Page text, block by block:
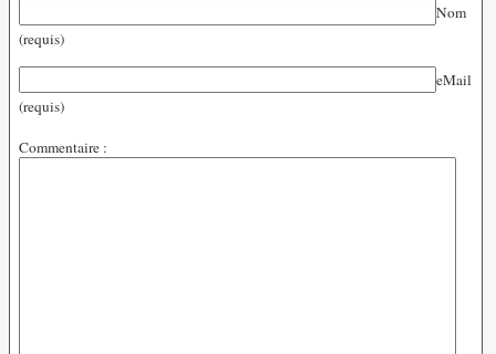
Nom
(requis)
eMail
(requis)
Commentaire :